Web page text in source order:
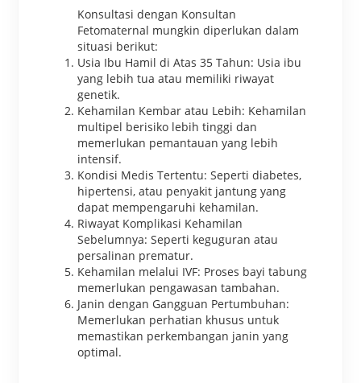
Konsultasi dengan Konsultan
Fetomaternal mungkin diperlukan dalam
situasi berikut:
Usia Ibu Hamil di Atas 35 Tahun: Usia ibu
yang lebih tua atau memiliki riwayat
genetik.
Kehamilan Kembar atau Lebih: Kehamilan
multipel berisiko lebih tinggi dan
memerlukan pemantauan yang lebih
intensif.
Kondisi Medis Tertentu: Seperti diabetes,
hipertensi, atau penyakit jantung yang
dapat mempengaruhi kehamilan.
Riwayat Komplikasi Kehamilan
Sebelumnya: Seperti keguguran atau
persalinan prematur.
Kehamilan melalui IVF: Proses bayi tabung
memerlukan pengawasan tambahan.
Janin dengan Gangguan Pertumbuhan:
Memerlukan perhatian khusus untuk
memastikan perkembangan janin yang
optimal.